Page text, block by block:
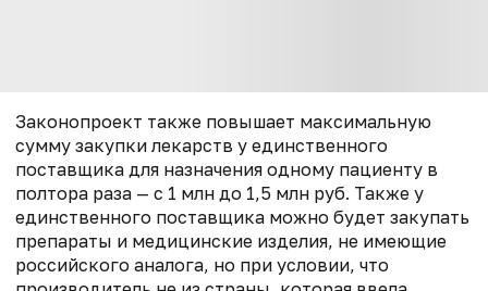
Законопроект также повышает максимальную
сумму закупки лекарств у единственного
поставщика для назначения одному пациенту в
полтора раза — с 1 млн до 1,5 млн руб. Также у
единственного поставщика можно будет закупать
препараты и медицинские изделия, не имеющие
российского аналога, но при условии, что